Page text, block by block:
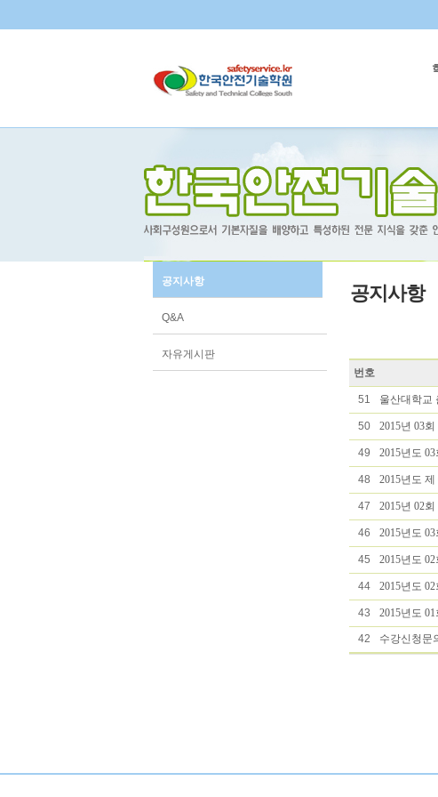
공지사항
Q&A
자유게시판
공지사항
번호
51 울산대학교
50 2015년 03
49 2015년도
48 2015년도
47 2015년 02
46 2015년도
45 2015년도
44 2015년도
43 2015년도
42 수강신청문